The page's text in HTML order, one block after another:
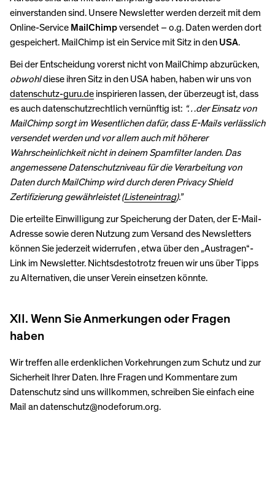
einverstanden sind. Unsere Newsletter werden derzeit mit dem
Online-Service MailChimpversendet – o.g. Daten werden dort
gespeichert. MailChimp ist ein Service mit Sitz in den USA.
Bei der Entscheidung vorerst nicht von MailChimp abzurücken,
obwohldiese ihren Sitz in den USA haben, haben wir uns von
datenschutz-guru.de inspirieren lassen, der überzeugt ist, dass
es auch datenschutzrechtlich vernünftig ist: “…der Einsatz von
MailChimp sorgt im Wesentlichen dafür, dass E-Mails verlässlich
versendet werden und vor allem auch mit höherer
Wahrscheinlichkeit nicht in deinem Spamfilter landen. Das
angemessene Datenschutzniveau für die Verarbeitung von
Daten durch MailChimp wird durch deren Privacy Shield
Zertifizierung gewährleistet (Listeneintrag).”
Die erteilte Einwilligung zur Speicherung der Daten, der E-Mail-
Adresse sowie deren Nutzung zum Versand des Newsletters
können Sie jederzeit widerrufen , etwa über den „Austragen“-
Link im Newsletter. Nichtsdestotrotz freuen wir uns über Tipps
zu Alternativen, die unser Verein einsetzen könnte.
XII. Wenn Sie Anmerkungen oder Fragen
haben
Wir treffen alle erdenklichen Vorkehrungen zum Schutz und zur
Sicherheit Ihrer Daten. Ihre Fragen und Kommentare zum
Datenschutz sind uns willkommen, schreiben Sie einfach eine
Mail an datenschutz@nodeforum.org.